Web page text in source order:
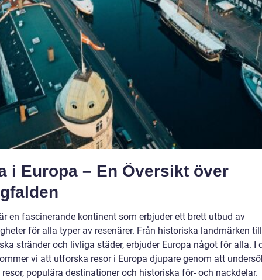
i Europa – En Översikt över
en fascinerande kontinent som erbjuder ett brett utbud av
för alla typer av resenärer. Från historiska landmärken till
stränder och livliga städer, erbjuder Europa något för alla. I
vi att utforska resor i Europa djupare genom att
resor, populära destinationer och historiska för- och nackdelar.